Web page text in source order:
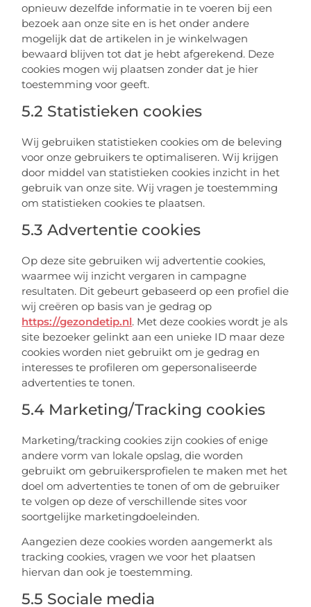
opnieuw dezelfde informatie in te voeren bij een
bezoek aan onze site en is het onder andere
mogelijk dat de artikelen in je winkelwagen
bewaard blijven tot dat je hebt afgerekend. Deze
cookies mogen wij plaatsen zonder dat je hier
toestemming voor geeft.
5.2 Statistieken cookies
Wij gebruiken statistieken cookies om de beleving
voor onze gebruikers te optimaliseren. Wij krijgen
door middel van statistieken cookies inzicht in het
gebruik van onze site. Wij vragen je toestemming
om statistieken cookies te plaatsen.
5.3 Advertentie cookies
Op deze site gebruiken wij advertentie cookies,
waarmee wij inzicht vergaren in campagne
resultaten. Dit gebeurt gebaseerd op een profiel die
wij creëren op basis van je gedrag op
https://gezondetip.nl. Met deze cookies wordt je als
site bezoeker gelinkt aan een unieke ID maar deze
cookies worden niet gebruikt om je gedrag en
interesses te profileren om gepersonaliseerde
advertenties te tonen.
5.4 Marketing/Tracking cookies
Marketing/tracking cookies zijn cookies of enige
andere vorm van lokale opslag, die worden
gebruikt om gebruikersprofielen te maken met het
doel om advertenties te tonen of om de gebruiker
te volgen op deze of verschillende sites voor
soortgelijke marketingdoeleinden.
Aangezien deze cookies worden aangemerkt als
tracking cookies, vragen we voor het plaatsen
hiervan dan ook je toestemming.
5.5 Sociale media